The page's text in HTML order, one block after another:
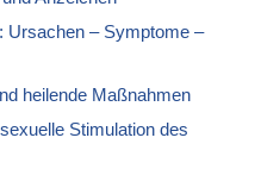
Ursachen – Symptome –
heilende Maßnahmen
Stimulation des